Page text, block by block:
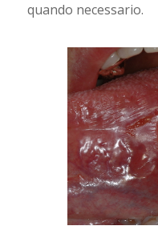
quando necessario.